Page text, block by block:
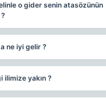
o gider senin atasözünün
ne iyi gelir ?
ilimize yakın ?